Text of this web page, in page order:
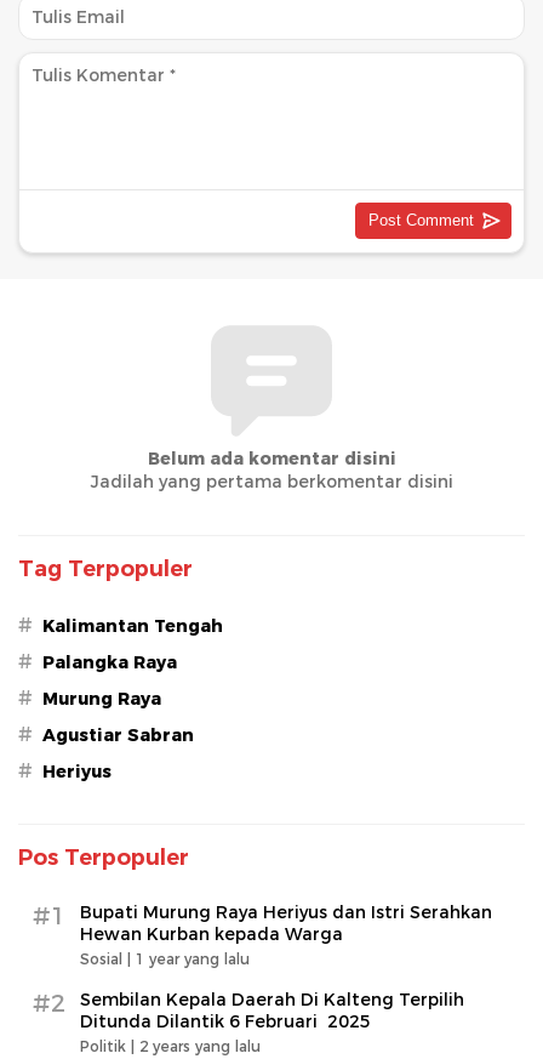
Belum ada komentar disini
Jadilah yang pertama berkomentar disini
Tag Terpopuler
# Kalimantan Tengah
# Palangka Raya
# Murung Raya
# Agustiar Sabran
# Heriyus
Pos Terpopuler
#1
Bupati Murung Raya Heriyus dan Istri Serahkan
Hewan Kurban kepada Warga
Sosial | 1 year yang lalu
#2
Sembilan Kepala Daerah Di Kalteng Terpilih
Ditunda Dilantik 6 Februari 2025
Politik | 2 years yang lalu